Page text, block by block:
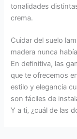
tonalidades
crema.
Cuidar del suelo
madera nunca
En definitiva, las
que te ofrecemos
estilo y elegancia
son fáciles de
Y a ti, ¿cuál de las